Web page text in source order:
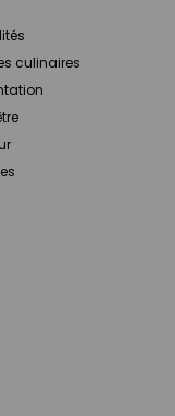
culinaires